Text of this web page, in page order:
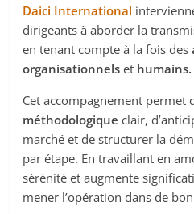
Daici International
dirigeants à aborder la
en tenant compte à la fois des
organisationnels et humains.
Cet accompagnement permet
méthodologique clair,
marché et de structurer la
par étape. En travaillant en
sérénité et augmente
mener l’opération dans de